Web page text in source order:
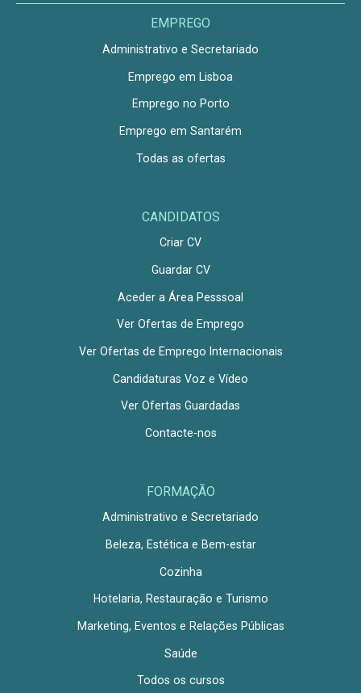
EMPREGO
Administrativo e Secretariado
Emprego em Lisboa
Emprego no Porto
Emprego em Santarém
Todas as ofertas
CANDIDATOS
Criar CV
Guardar CV
Aceder a Área Pesssoal
Ver Ofertas de Emprego
Ver Ofertas de Emprego Internacionais
Candidaturas Voz e Vídeo
Ver Ofertas Guardadas
Contacte-nos
FORMAÇÃO
Administrativo e Secretariado
Beleza, Estética e Bem-estar
Cozinha
Hotelaria, Restauração e Turismo
Marketing, Eventos e Relações Públicas
Saúde
Todos os cursos